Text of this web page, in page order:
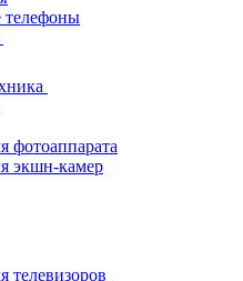
телефоны
фотоаппарата
экшн-камер
телевизоров